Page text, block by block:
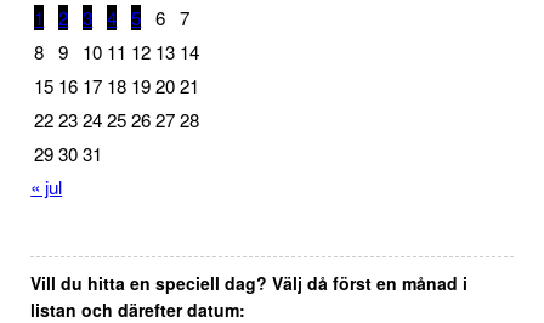
1 2 3 4 5 6 7
8 9 10 11 12 13 14
15 16 17 18 19 20 21
22 23 24 25 26 27 28
29 30 31
« jul
Vill du hitta en speciell dag? Välj då först en månad i
listan och därefter datum: